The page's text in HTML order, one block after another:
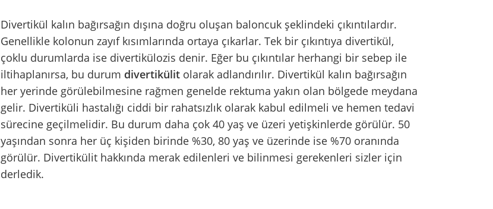
Divertikül kalın bağırsağın dışına doğru oluşan baloncuk şeklindeki çıkıntılardır.
Genellikle kolonun zayıf kısımlarında ortaya çıkarlar. Tek bir çıkıntıya divertikül,
çoklu durumlarda ise divertikülozis denir. Eğer bu çıkıntılar herhangi bir sebep ile
iltihaplanırsa, bu durum divertikülit olarak adlandırılır. Divertikül kalın bağırsağın
her yerinde görülebilmesine rağmen genelde rektuma yakın olan bölgede meydana
gelir. Divertiküli hastalığı ciddi bir rahatsızlık olarak kabul edilmeli ve hemen tedavi
sürecine geçilmelidir. Bu durum daha çok 40 yaş ve üzeri yetişkinlerde görülür. 50
yaşından sonra her üç kişiden birinde %30, 80 yaş ve üzerinde ise %70 oranında
görülür. Divertikülit hakkında merak edilenleri ve bilinmesi gerekenleri sizler için
derledik.